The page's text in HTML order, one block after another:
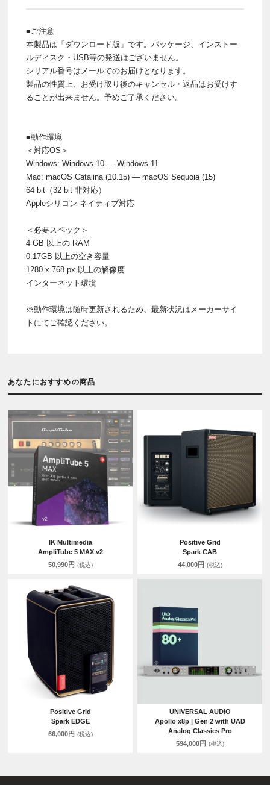
■ご注意
本製品は「ダウンロード版」です。パッケージ、インストー
ルディスク・USB等の発送はございません。
シリアル番号はメールでのお届けとなります。
製品の性質上、お受け取り後のキャンセル・返品はお受けす
ることが出来ません。予めご了承ください。
■動作環境
＜対応OS＞
Windows: Windows 10 — Windows 11
Mac: macOS Catalina (10.15) — macOS Sequoia (15)
64 bit（32 bit 非対応）
Appleシリコン ネイティブ対応
＜必要スペック＞
4 GB 以上の RAM
0.17GB 以上の空き容量
1280 x 768 px 以上の解像度
インターネット環境
※動作環境は随時更新されるため、最新状況はメーカーサイ
トにてご確認ください。
あなたにおすすめの商品
IK Multimedia
AmpliTube 5 MAX v2
50,990円 (税込)
Positive Grid
Spark CAB
44,000円 (税込)
Positive Grid
Spark EDGE
66,000円 (税込)
UNIVERSAL AUDIO
Apollo x8p | Gen 2 with UAD
Analog Classics Pro
594,000円 (税込)